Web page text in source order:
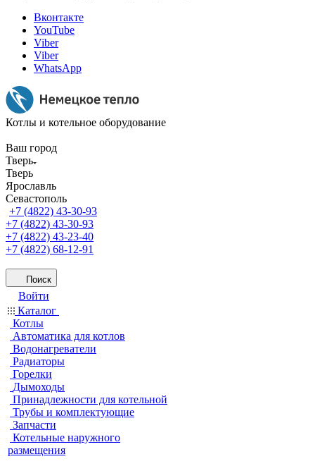
Вконтакте
YouTube
Viber
Viber
WhatsApp
Котлы и котельное оборудование
Ваш город
Тверь
Тверь
Ярославль
Севастополь
+7 (4822) 43-30-93
+7 (4822) 43-30-93
+7 (4822) 43-23-40
+7 (4822) 68-12-91
Поиск
Войти
Каталог
Котлы
Автоматика для котлов
Водонагреватели
Радиаторы
Горелки
Дымоходы
Принадлежности для котельной
Трубы и комплектующие
Запчасти
Котельные наружного
размещения